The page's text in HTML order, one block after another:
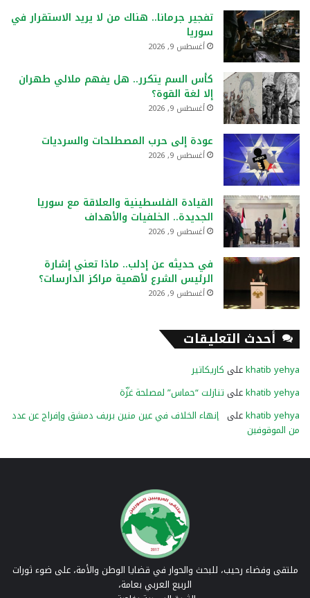
تفجير جرمانا.. هناك من لا يريد الاستقرار في
سوريا
أغسطس 9, 2026
كأس السم يتكرر.. هل يفهم ملالي طهران
إلا لغة القوة؟
أغسطس 9, 2026
عودة إلى حرب المصطلحات والسرديات
أغسطس 9, 2026
القيادة الفلسطينية والعلاقة مع سوريا
الجديدة.. الخلفيات والأهداف
أغسطس 9, 2026
في حديثه عن إدلب.. ماذا تعني إشارة
الرئيس الشرع لأهمية مراكز الدارسات؟
أغسطس 9, 2026
أحدث التعليقات
khatib yehyaعلى كاريكاتير
khatib yehyaعلى تنازلت “حماس” لمصلحة غزّة
khatib yehyaعلى إنهاء الخلاف في عين منين بريف دمشق وإفراج عن عدد
من الموقوفين
ملتقى وفضاء رحيب، للبحث والحوار في قضايا الوطن والأمة، على ضوء ثورات
الربيع العربي بعامة،